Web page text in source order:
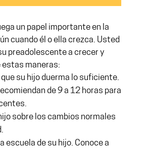
un papel importante en la
cuando él o ella crezca. Usted
preadolescente a crecer y
maneras:
su hijo duerma lo suficiente.
de 9 a 12 horas para
sobre los cambios normales
escuela de su hijo. Conoce a